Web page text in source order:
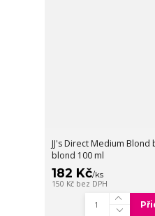
JJ's Direct Medium
blond 100 ml
182 Kč/ks
150 Kč bez DPH